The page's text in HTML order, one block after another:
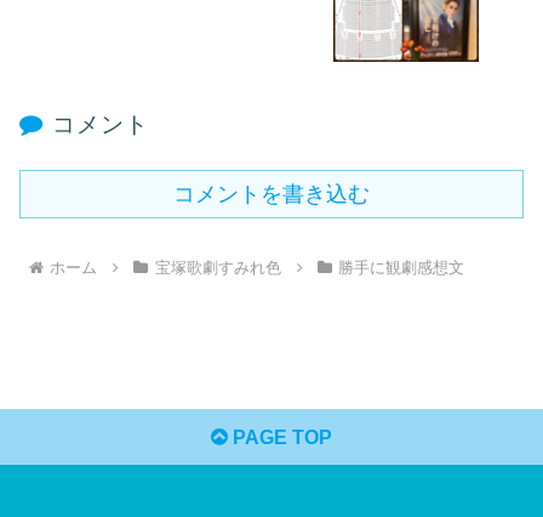
コメント
コメントを書き込む
ホーム 宝塚歌劇すみれ色 勝手に観劇感想文
PAGE TOP